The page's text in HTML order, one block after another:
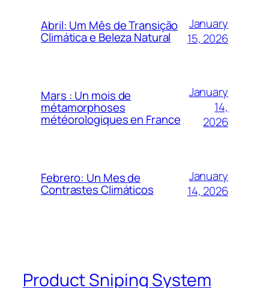
Abril: Um Mês de Transição
Climática e Beleza Natural
January
15, 2026
Mars : Un mois de
métamorphoses
météorologiques en France
January
14,
2026
Febrero: Un Mes de
Contrastes Climáticos
January
14, 2026
Product Sniping System